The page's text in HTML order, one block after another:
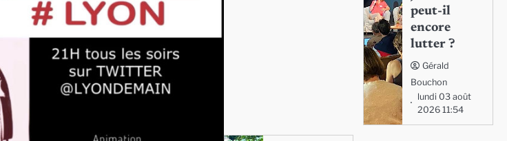
peut-il
encore
lutter ?
Gérald
Bouchon
lundi 03 août
2026 11:54